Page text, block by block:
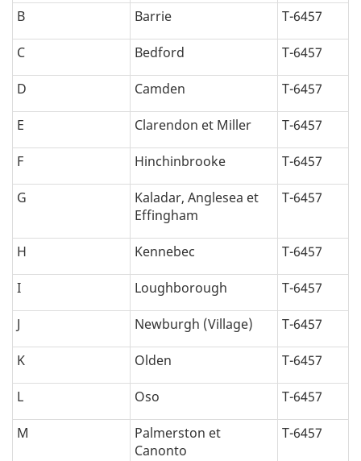
a
l
p
h
a
b
t
i
q
u
e
:
B Barrie T-6457
C Bedford T-6457
D Camden T-6457
E Clarendon et Miller T-6457
F Hinchinbrooke T-6457
G
Kaladar, Anglesea et
Effingham
T-6457
H Kennebec T-6457
I Loughborough T-6457
J Newburgh (Village) T-6457
K Olden T-6457
L Oso T-6457
M
Palmerston et
Canonto
T-6457